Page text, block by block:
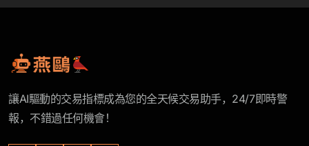
讓AI驅動的交易指標成為您的全天候交易助手，24/7即時警
報，不錯過任何機會！